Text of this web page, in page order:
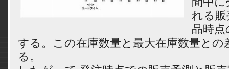
れる
品時点
する。この在庫数量と最大在庫数量との
る。